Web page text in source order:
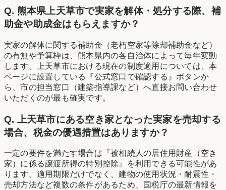
Q. 熊本県上天草市で実家を解体・処分する際、補
助金や助成金はもらえますか？
実家の解体に関する補助金（老朽空家等除却補助金など）
の有無や予算枠は、熊本県内の各自治体によって毎年変動
します。上天草市における現在の制度適用については、本
ページに設置している『公式窓口で確認する』ボタンか
ら、市の担当窓口（建築指導課など）へ直接お問い合わせ
いただくのが最も確実です。
Q.
上天草市にある空き家となった実家を売却する
場合、税金の優遇措置はありますか？
一定の要件を満たす場合は『被相続人の居住用財産（空き
家）に係る譲渡所得の特別控除』を利用できる可能性があ
ります。適用期限だけでなく、建物の使用状況・耐震性・
売却方法など複数の条件があるため、国税庁の最新情報を